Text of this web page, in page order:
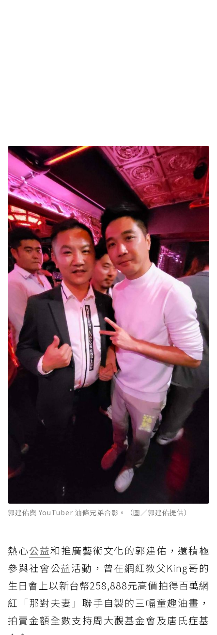
郭建佑與 YouTuber 油條兄弟合影。（圖／郭建佑提供）
熱心公益和推廣藝術文化的郭建佑，還積極
參與社會公益活動，曾在網紅教父King哥的
生日會上以新台幣258,888元高價拍得百萬網
紅「那對夫妻」聯手自製的三幅童趣油畫，
拍賣金額全數支持周大觀基金會及唐氏症基